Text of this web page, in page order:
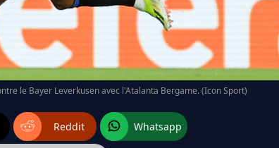
le Bayer Leverkusen avec l'Atalanta Bergame. (Icon Sport)
Reddit Whatsapp